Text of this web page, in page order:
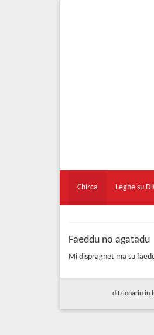
Chirca Leghe su
Faeddu no agatadu
Mi dispraghet ma su
ditzionariu in